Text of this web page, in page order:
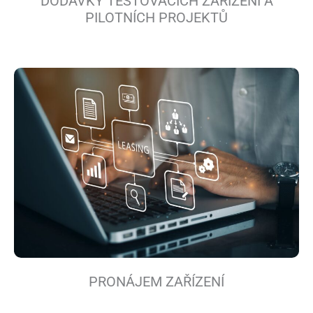
PILOTNÍCH PROJEKTŮ
PRONÁJEM ZAŘÍZENÍ